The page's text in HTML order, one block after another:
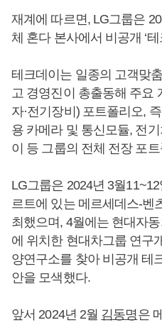
재계에 따르면, LG그룹은
체 혼다 본사에서 비공개 ‘
테크데이는 일종의 고객맞
고 경영진이 총출동해 주요
자·전기장비) 포트폴리오,
용 카메라 및 통신모듈, 전
이 등 그룹의 전체 전장 포
LG그룹은 2024년 3월
르트에 있는 메르세데스-벤
최했으며, 4월에는 현대자
에 위치한 현대차그룹 연구
양연구소를 찾아 비공개 테
안을 모색했다.
앞서 2024년 2월 김동명은